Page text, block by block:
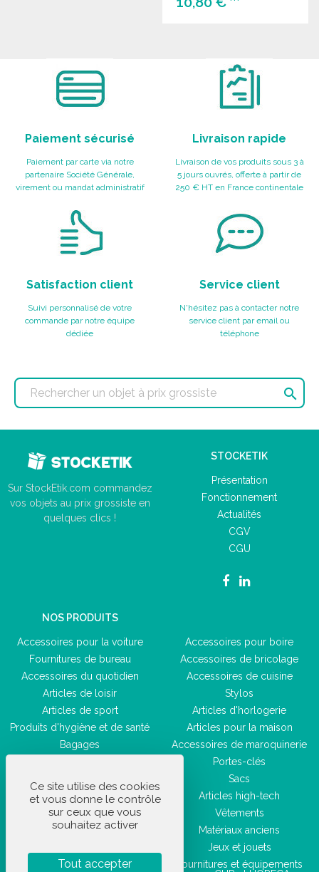
Paiement sécurisé
Paiement par carte via notre
partenaire Société Générale,
virement ou mandat administratif
Livraison rapide
Livraison de vos produits sous 3 à
5 jours ouvrés, offerte à partir de
250 € HT en France continentale
Satisfaction client
Suivi personnalisé de votre
commande par notre équipe
dédiée
Service client
N'hésitez pas à contacter notre
service client par email ou
téléphone

Sur StockEtik.com commandez
vos objets au prix grossiste en
quelques clics !
STOCKETIK
Présentation
Fonctionnement
Actualités
CGV
CGU
NOS PRODUITS
Accessoires pour la voiture
Fournitures de bureau
Accessoires du quotidien
Articles de loisir
Articles de sport
Produits d'hygiène et de santé
Bagages
Accessoires pour boire
Accessoires de bricolage
Accessoires de cuisine
Stylos
Articles d'horlogerie
Articles pour la maison
Accessoires de maroquinerie
Portes-clés
Sacs
Articles high-tech
Vêtements
Matériaux anciens
Jeux et jouets
Fournitures et équipements
Ce site utilise des cookies
et vous donne le contrôle
sur ceux que vous
souhaitez activer
Tout accepter